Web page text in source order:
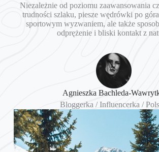
Niezależnie od poziomu zaawansowania
trudności szlaku, piesze wędrówki po
sportowym wyzwaniem, ale także
odprężenie i bliski kontakt z
Agnieszka Bachleda-
Bloggerka / Influencerka /